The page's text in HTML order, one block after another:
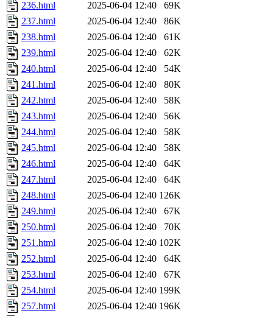
236.html
2025-06-04 12:40
69K
237.html
2025-06-04 12:40
86K
238.html
2025-06-04 12:40
61K
239.html
2025-06-04 12:40
62K
240.html
2025-06-04 12:40
54K
241.html
2025-06-04 12:40
80K
242.html
2025-06-04 12:40
58K
243.html
2025-06-04 12:40
56K
244.html
2025-06-04 12:40
58K
245.html
2025-06-04 12:40
58K
246.html
2025-06-04 12:40
64K
247.html
2025-06-04 12:40
64K
248.html
2025-06-04 12:40 126K
249.html
2025-06-04 12:40
67K
250.html
2025-06-04 12:40
70K
251.html
2025-06-04 12:40 102K
252.html
2025-06-04 12:40
64K
253.html
2025-06-04 12:40
67K
254.html
2025-06-04 12:40 199K
257.html
2025-06-04 12:40 196K